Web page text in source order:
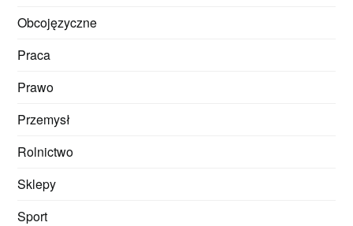
Obcojęzyczne
Praca
Prawo
Przemysł
Rolnictwo
Sklepy
Sport